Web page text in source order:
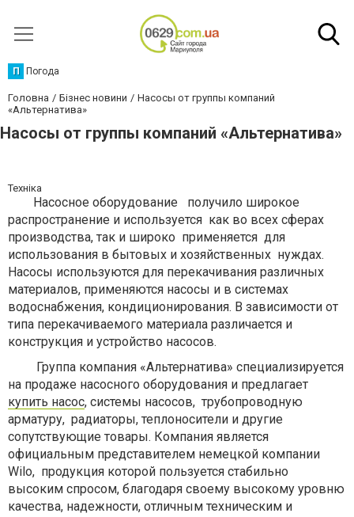
П Погода
Головна Бізнес новини
Насосы от группы компаний
«Альтернатива»
Насосы от группы компаний «Альтернатива»
Техніка
Насосное оборудование получило широкое
распространение и используется как во всех сферах
производства, так и широко применяется для
использования в бытовых и хозяйственных нуждах.
Насосы используются для перекачивания различных
материалов, применяются насосы и в системах
водоснабжения, кондиционирования. В зависимости от
типа перекачиваемого материала различается и
конструкция и устройство насосов.
Группа компания «Альтернатива» специализируется
на продаже насосного оборудования и предлагает
купить насос, системы насосов, трубопроводную
арматуру, радиаторы, теплоносители и другие
сопутствующие товары. Компания является
официальным представителем немецкой компании
Wilo, продукция которой пользуется стабильно
высоким спросом, благодаря своему высокому уровню
качества, надежности, отличным техническим и